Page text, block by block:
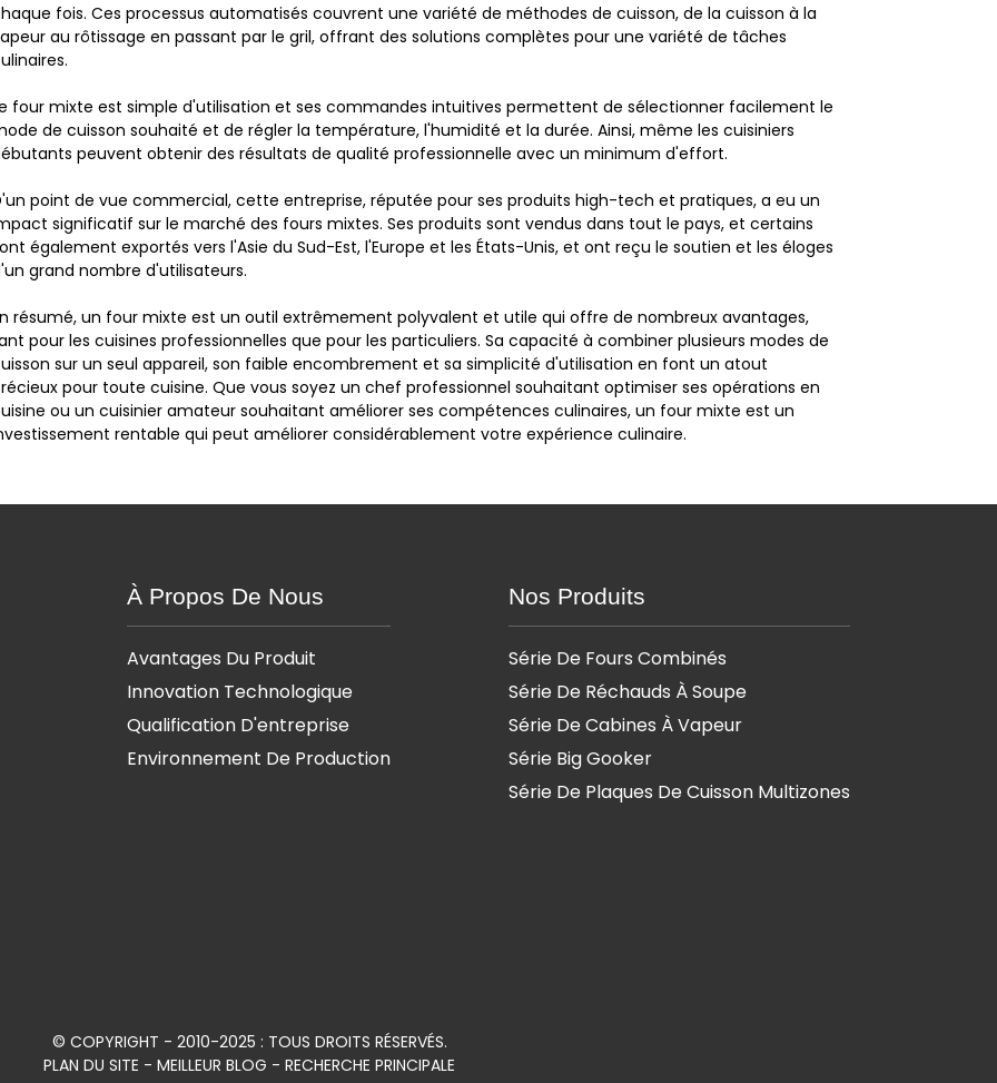
fois. Ces processus automatisés couvrent une variété de méthodes de cuisson, de la cuisson à la
au rôtissage en passant par le gril, offrant des solutions complètes pour une variété de tâches
four mixte est simple d'utilisation et ses commandes intuitives permettent de sélectionner facilement le
de cuisson souhaité et de régler la température, l'humidité et la durée. Ainsi, même les cuisiniers
peuvent obtenir des résultats de qualité professionnelle avec un minimum d'effort.
point de vue commercial, cette entreprise, réputée pour ses produits high-tech et pratiques, a eu un
significatif sur le marché des fours mixtes. Ses produits sont vendus dans tout le pays, et certains
également exportés vers l'Asie du Sud-Est, l'Europe et les États-Unis, et ont reçu le soutien et les éloges
grand nombre d'utilisateurs.
résumé, un four mixte est un outil extrêmement polyvalent et utile qui offre de nombreux avantages,
pour les cuisines professionnelles que pour les particuliers. Sa capacité à combiner plusieurs modes de
sur un seul appareil, son faible encombrement et sa simplicité d'utilisation en font un atout
pour toute cuisine. Que vous soyez un chef professionnel souhaitant optimiser ses opérations en
ou un cuisinier amateur souhaitant améliorer ses compétences culinaires, un four mixte est un
rentable qui peut améliorer considérablement votre expérience culinaire.
À Propos De Nous
Avantages Du Produit
Innovation Technologique
Qualification D'entreprise
Environnement De Production
Nos Produits
Série De Fours Combinés
Série De Réchauds À Soupe
Série De Cabines À Vapeur
Série Big Gooker
Série De Plaques De Cuisson Multizones
© COPYRIGHT - 2010-2025 : TOUS DROITS RÉSERVÉS.
PLAN DU SITE - MEILLEUR BLOG - RECHERCHE PRINCIPALE